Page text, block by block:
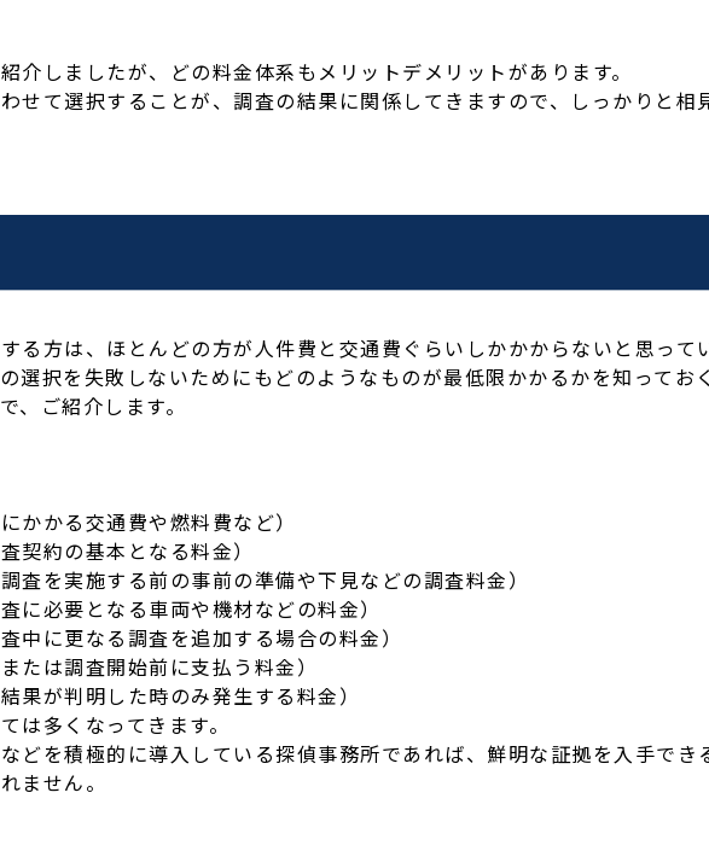
介しましたが、どの料金体系もメリットデメリットがあります。
せて選択することが、調査の結果に関係してきますので、しっかりと相
る方は、ほとんどの方が人件費と交通費ぐらいしかかからないと思って
選択を失敗しないためにもどのようなものが最低限かかるかを知って
、ご紹介します。
かかる交通費や燃料費など）
契約の基本となる料金）
査を実施する前の事前の準備や下見などの調査料金）
に必要となる車両や機材などの料金）
中に更なる調査を追加する場合の料金）
たは調査開始前に支払う料金）
果が判明した時のみ発生する料金）
は多くなってきます。
どを積極的に導入している探偵事務所であれば、鮮明な証拠を入手で
ません。